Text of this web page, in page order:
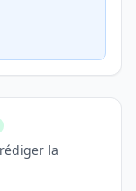
la